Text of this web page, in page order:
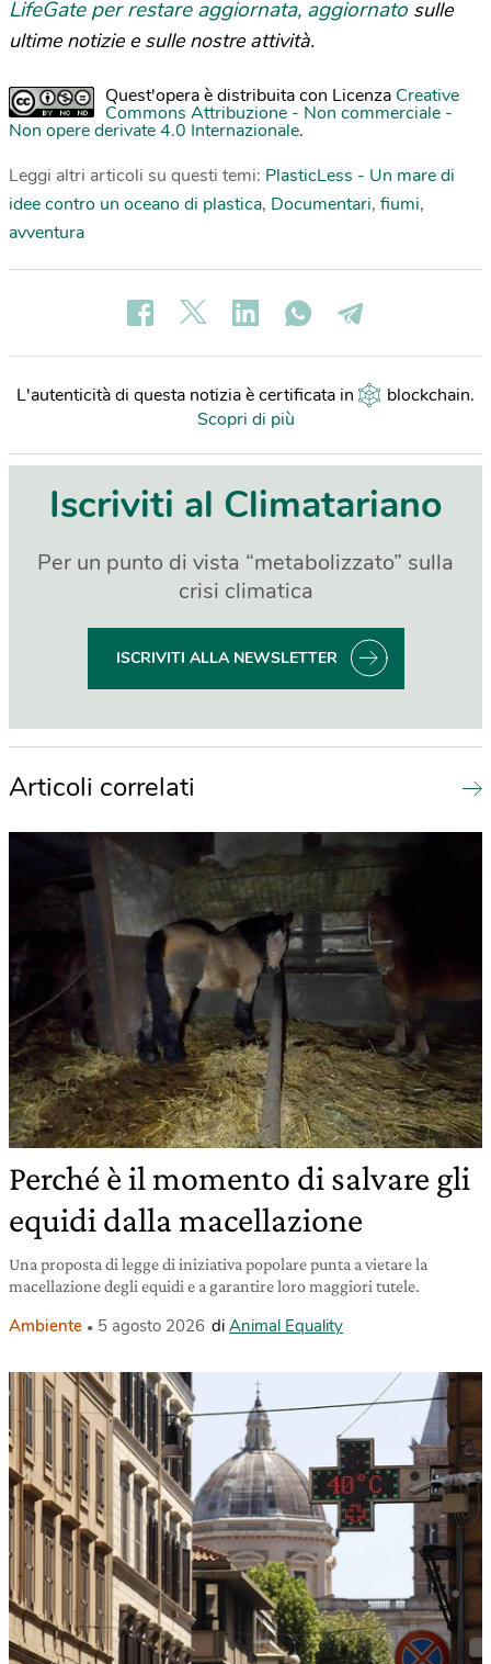
LifeGate per restare aggiornata, aggiornato sulle
ultime notizie e sulle nostre attività.
Quest'opera è distribuita con Licenza Creative
Commons Attribuzione - Non commerciale -
Non opere derivate 4.0 Internazionale.
Leggi altri articoli su questi temi: PlasticLess - Un mare di
idee contro un oceano di plastica, Documentari, fiumi,
avventura
L'autenticità di questa notizia è certificata in blockchain.
Scopri di più
Iscriviti al Climatariano
Per un punto di vista “metabolizzato” sulla
crisi climatica
ISCRIVITI ALLA NEWSLETTER
Articoli correlati
Perché è il momento di salvare gli
equidi dalla macellazione
Una proposta di legge di iniziativa popolare punta a vietare la
macellazione degli equidi e a garantire loro maggiori tutele.
Ambiente 5 agosto 2026 di Animal Equality